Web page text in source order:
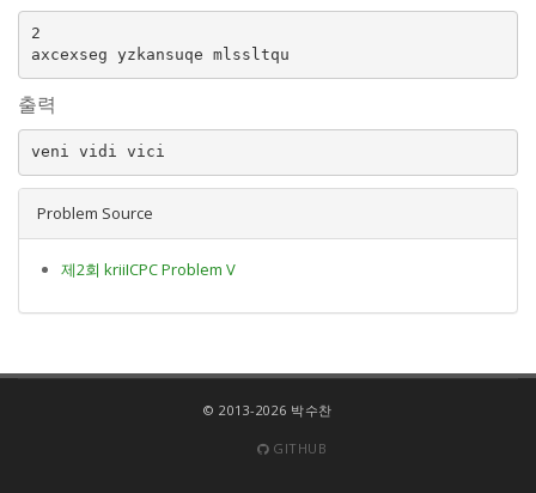
2
출력
Problem Source
제2회 kriiICPC Problem V
© 2013-2026 박수찬
GITHUB